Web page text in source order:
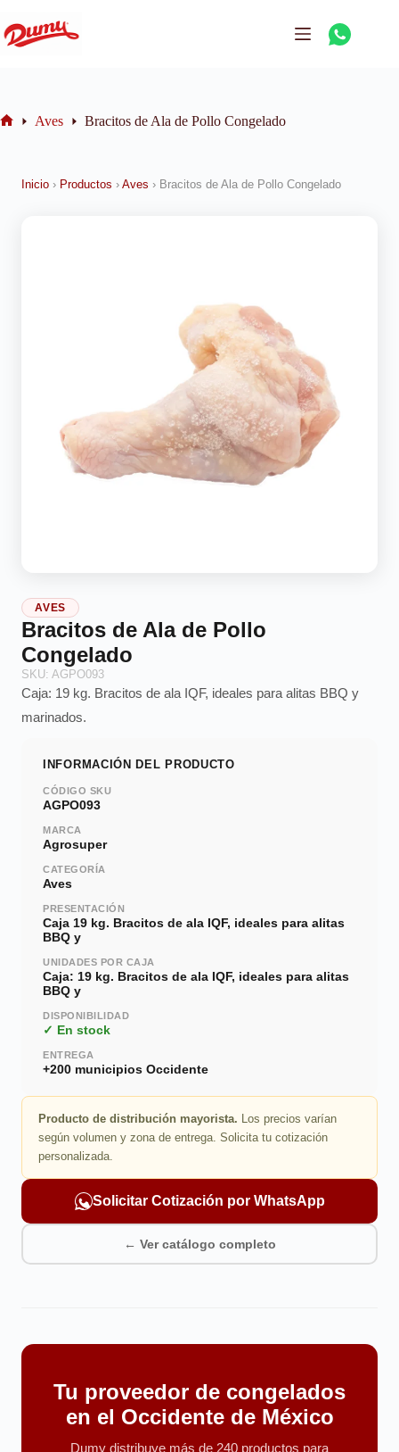
Aves Bracitos de Ala de Pollo Congelado
Inicio › Productos › Aves › Bracitos de Ala de Pollo Congelado
AVES
Bracitos de Ala de Pollo
Congelado
SKU: AGPO093
Caja: 19 kg. Bracitos de ala IQF, ideales para alitas BBQ y
marinados.
INFORMACIÓN DEL PRODUCTO
CÓDIGO SKU
AGPO093
MARCA
Agrosuper
CATEGORÍA
Aves
PRESENTACIÓN
Caja 19 kg. Bracitos de ala IQF, ideales para alitas
BBQ y
UNIDADES POR CAJA
Caja: 19 kg. Bracitos de ala IQF, ideales para alitas
BBQ y
DISPONIBILIDAD
✓ En stock
ENTREGA
+200 municipios Occidente
Producto de distribución mayorista. Los precios varían
según volumen y zona de entrega. Solicita tu cotización
personalizada.
Solicitar Cotización por WhatsApp
← Ver catálogo completo
Tu proveedor de congelados
en el Occidente de México
Dumy distribuye más de 240 productos para